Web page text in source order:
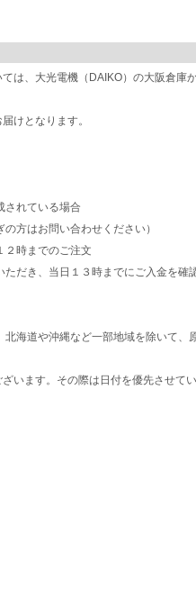
、大光電機（DAIKO）の大阪倉庫か
けとなります。
れている場合
方はお問い合わせください）
時までのご注文
だき、当日１３時までにご入金を確
海道や沖縄など一部地域を除いて、
います。その際は日付を優先させてい